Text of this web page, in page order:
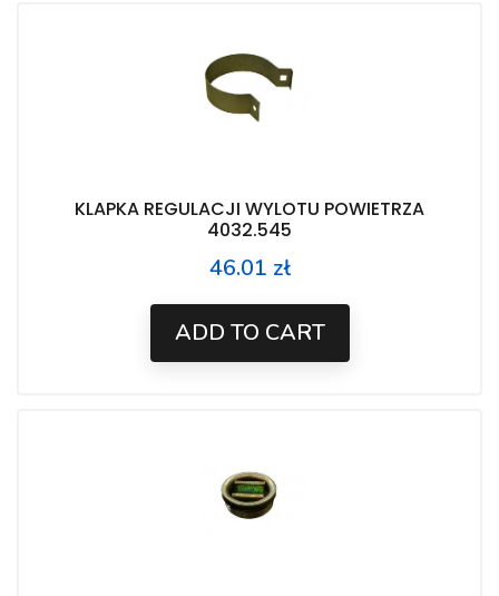
KLAPKA REGULACJI WYLOTU POWIETRZA
4032.545
Price
46.01 zł
ADD TO CART